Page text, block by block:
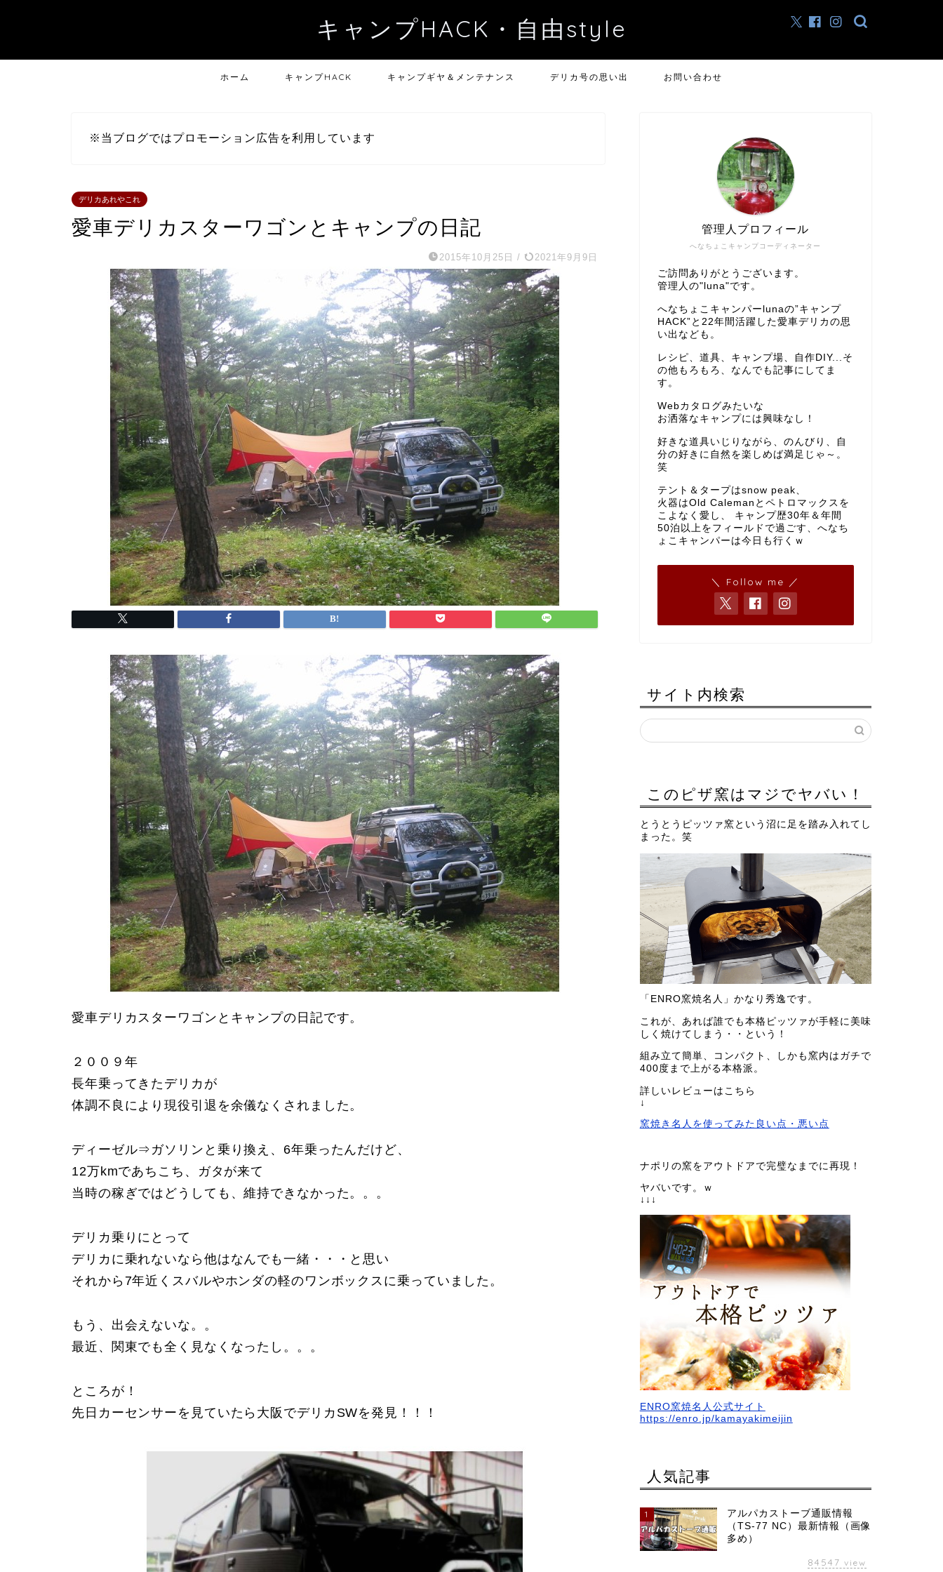
キャンプHACK・自由style
ホーム キャンプHACK キャンプギヤ＆メンテナンス デリカ号の思い出 お問い合わせ
※当ブログではプロモーション広告を利用しています
デリカあれやこれ
愛車デリカスターワゴンとキャンプの日記
2015年10月25日 / 2021年9月9日
愛車デリカスターワゴンとキャンプの日記です。
２００９年
長年乗ってきたデリカが
体調不良により現役引退を余儀なくされました。
ディーゼル⇒ガソリンと乗り換え、6年乗ったんだけど、
12万kmであちこち、ガタが来て
当時の稼ぎではどうしても、維持できなかった。。。
デリカ乗りにとって
デリカに乗れないなら他はなんでも一緒・・・と思い
それから7年近くスバルやホンダの軽のワンボックスに乗っていました。
もう、出会えないな。。
最近、関東でも全く見なくなったし。。。
ところが！
先日カーセンサーを見ていたら大阪でデリカSWを発見！！！
へなちょこキャンプコーディネーター
管理人プロフィール
ご訪問ありがとうございます。
管理人の"luna"です。
へなちょこキャンパーlunaの”キャンプ
HACK”と22年間活躍した愛車デリカの思
い出なども。
レシピ、道具、キャンプ場、自作DIY...そ
の他もろもろ、なんでも記事にしてま
す。
Webカタログみたいな
お洒落なキャンプには興味なし！
好きな道具いじりながら、のんびり、自
分の好きに自然を楽しめば満足じゃ～。
笑
テント＆タープはsnow peak、
火器はOld Calemanとペトロマックスを
こよなく愛し、 キャンプ歴30年＆年間
50泊以上をフィールドで過ごす、へなち
ょこキャンパーは今日も行くｗ
＼ Follow me ／
サイト内検索
このピザ窯はマジでヤバい！
とうとうピッツァ窯という沼に足を踏み入れてし
まった。笑
「ENRO窯焼名人」かなり秀逸です。
これが、あれば誰でも本格ピッツァが手軽に美味
しく焼けてしまう・・という！
組み立て簡単、コンパクト、しかも窯内はガチで
400度まで上がる本格派。
詳しいレビューはこちら
↓
窯焼き名人を使ってみた良い点・悪い点
ナポリの窯をアウトドアで完璧なまでに再現！
ヤバいです。ｗ
↓↓↓
ENRO窯焼名人公式サイト
https://enro.jp/kamayakimeijin
人気記事
1
アルパカストーブ通販情報
（TS-77 NC）最新情報（画像
多め）
84547 view